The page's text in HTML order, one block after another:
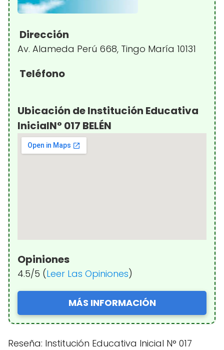
Dirección
Av. Alameda Perú 668, Tingo María 10131
Teléfono
Ubicación de Institución Educativa
InicialN° 017 BELÉN
Opiniones
4.5/5 (Leer Las Opiniones)
MÁS INFORMACIÓN
Reseña: Institución Educativa Inicial N° 017